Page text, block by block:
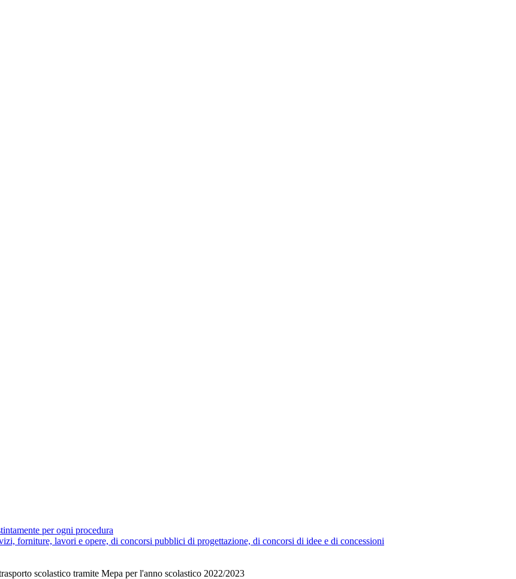
per ogni procedura
forniture, lavori e opere, di concorsi pubblici di progettazione, di concorsi di idee e di concessioni
scolastico tramite Mepa per l'anno scolastico 2022/2023